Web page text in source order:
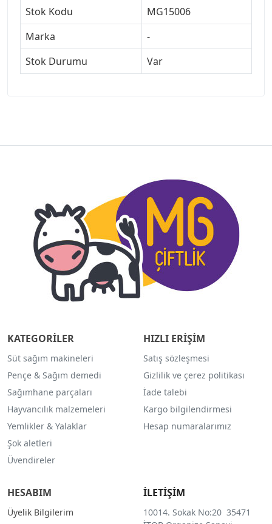
Stok Kodu
MG15006
Marka
-
Stok Durumu
Var
KATEGORİLER
Süt sağım makineleri
Pençe & Sağım demedi
Sağımhane parçaları
Hayvancılık malzemeleri
Yemlikler & Yalaklar
Şok aletleri
Üvendireler
HIZLI ERİŞİM
Satış sözleşmesi
Gizlilik ve çerez politikası
İade talebi
Kargo bilgilendirmesi
Hesap numaralarımız
HESABIM
Üyelik Bilgilerim
İLETİŞİM
10014. Sokak No:20 35471